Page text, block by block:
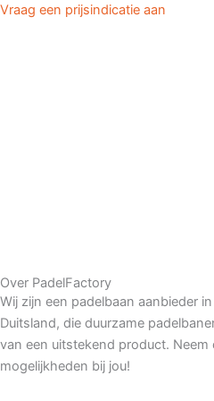
Vraag een prijsindicatie aan
Over PadelFactory
Wij zijn een padelbaan aanbieder
Duitsland, die duurzame
van een uitstekend product.
mogelijkheden bij jou!